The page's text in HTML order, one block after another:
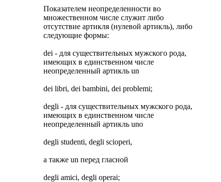
Показателем неопределенности во
множественном числе служит либо
отсутствие артикля (нулевой артикль), либо
следующие формы:
dei - для существительных мужского рода,
имеющих в единственном числе
неопределенный артикль un
dei libri, dei bambini, dei problemi;
degli - для существительных мужского рода,
имеющих в единственном числе
неопределенный артикль uno
degli studenti, degli scioperi,
а также un перед гласной
degli amici, degli operai;